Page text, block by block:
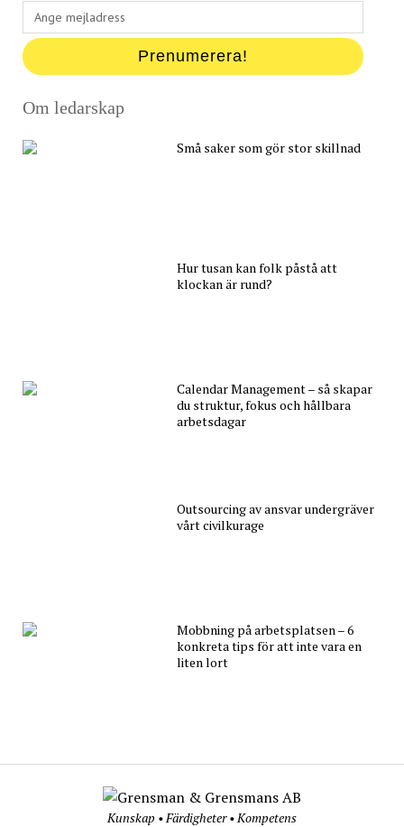
Ange
mejladress
Prenumerera!
Om ledarskap
Små saker som gör stor skillnad
Hur tusan kan folk påstå att
klockan är rund?
Calendar Management – så skapar
du struktur, fokus och hållbara
arbetsdagar
Outsourcing av ansvar undergräver
vårt civilkurage
Mobbning på arbetsplatsen – 6
konkreta tips för att inte vara en
liten lort
Kunskap • Färdigheter • Kompetens